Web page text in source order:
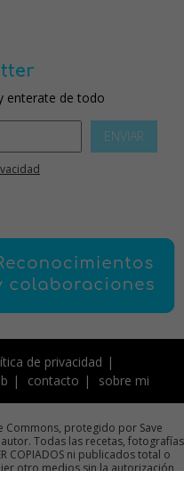
enterate de todo
ENVIAR
de privacidad
contacto sobre mi
Commons, protegido por Save
Todas las recetas, fotografías
COPIADOS ni publicados total o
otro medios sin la autorización